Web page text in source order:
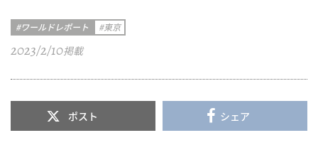
ワールドレポート 東京
2023/2/10掲載
ポスト シェア